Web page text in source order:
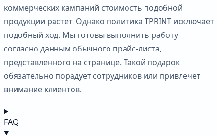
коммерческих кампаний стоимость подобной
продукции растет. Однако политика TPRINT исключает
подобный ход. Мы готовы выполнить работу
согласно данным обычного прайс-листа,
представленного на странице. Такой подарок
обязательно порадует сотрудников или привлечет
внимание клиентов.
FAQ